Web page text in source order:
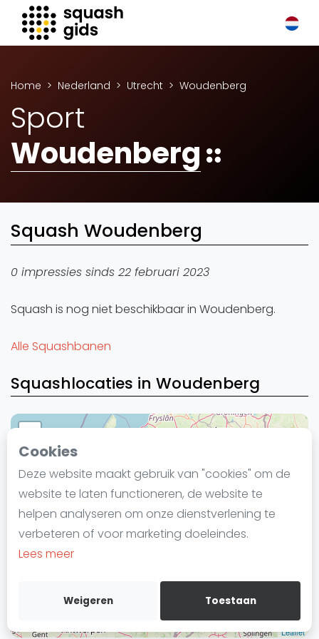
Cookies
Deze website maakt gebruik van "cookies" om de
website te laten functioneren, de website te
helpen analyseren om onze dienstverlening te
verbeteren of voor marketing doeleindes.
Lees meer
Weigeren Toestaan
Squash Gids
Organisaties
Merken
Trainers
Reserveringssystemen
Podcasts
Zakelijk
Adverteren
Video's
Laatste
SBN Eredivisie
Agenda
Squash
Squash Den Haag
Home Nederland Utrecht Woudenberg
Sport
Woudenberg
Squash Woudenberg
0 impressies sinds 22 februari 2023
Squash is nog niet beschikbaar in Woudenberg.
Alle Squashbanen
Squashlocaties in Woudenberg
−
Leaflet